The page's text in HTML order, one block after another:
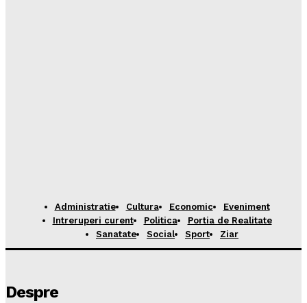
Administratie Cultura Economic
Eveniment
Intreruperi curent
Politica
Portia de Realitate
Sanatate
Social Sport Ziar
Despre